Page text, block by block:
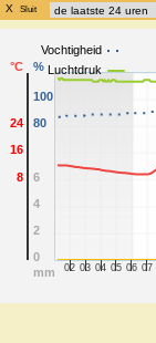
X Sluit
°C
mm
%
Vochtigheid
Luchtdruk
02 03 04 05 06 07
8
16
24
0
2
4
6
80
100